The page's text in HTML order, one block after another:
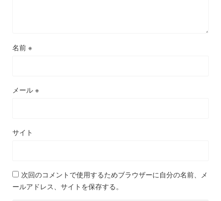
名前 ※
メール ※
サイト
次回のコメントで使用するためブラウザーに自分の名前、メ
ールアドレス、サイトを保存する。